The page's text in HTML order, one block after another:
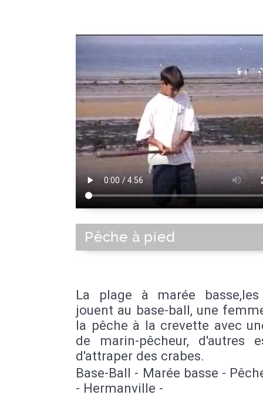
Pêche à pied
La plage à marée basse,les
jouent au base-ball, une
la pêche à la crevette avec
de marin-pêcheur, d'autres
d'attraper des crabes.
Base-Ball - Marée basse -
- Hermanville -